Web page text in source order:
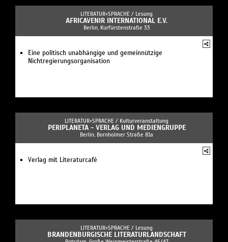
LITERATUR+SPRACHE / Lesung
AFRICAVENIR INTERNATIONAL E.V.
Berlin, Kurfürstenstraße 33
Eine politisch unabhängige und gemeinnützige
Nichtregierungsorganisation
LITERATUR+SPRACHE / Kulturveranstaltung
PERIPLANETA - VERLAG UND MEDIENGRUPPE
Berlin, Bornholmer Straße 81a
Verlag mit Literaturcafé
LITERATUR+SPRACHE / Lesung
BRANDENBURGISCHE LITERATURLANDSCHAFT